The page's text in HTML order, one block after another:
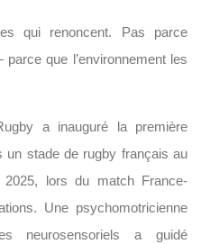
qui renoncent. Pas parce
que l’environnement les
a inauguré la première
un stade de rugby français au
lors du match France-
Une psychomotricienne
neurosensoriels a guidé